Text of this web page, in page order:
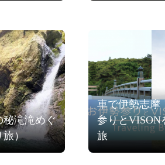
秘滝滝めぐ
旅）
車で伊勢志摩
参りとVISON
旅